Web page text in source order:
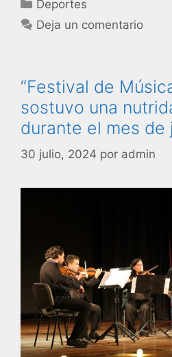
Deportes
Deja un comentario
“Festival de
sostuvo una
durante el mes de
30 julio, 2024 por admin